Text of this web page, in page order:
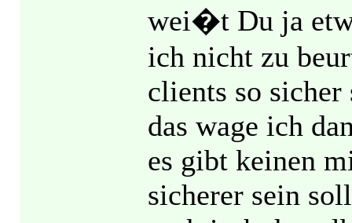
wei�t Du ja
ich nicht zu
clients so
das wage ich
es gibt keinen
sicherer sein